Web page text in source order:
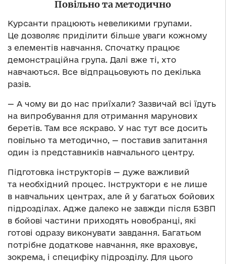
Повільно та методично
Курсанти працюють невеликими групами.
Це дозволяє приділити більше уваги кожному
з елементів навчання. Спочатку працює
демонстраційна група. Далі вже ті, хто
навчаються. Все відпрацьовують по декілька
разів.
— А чому ви до нас приїхали? Зазвичай всі їдуть
на випробування для отримання марунових
беретів. Там все яскраво. У нас тут все досить
повільно та методично, — поставив запитання
один із представників навчального центру.
Підготовка інструкторів — дуже важливий
та необхідний процес. Інструктори є не лише
в навчальних центрах, але й у багатьох бойових
підрозділах. Адже далеко не завжди після БЗВП
в бойові частини приходять новобранці, які
готові одразу виконувати завдання. Багатьом
потрібне додаткове навчання, яке враховує,
зокрема, і специфіку підрозділу. Для цього